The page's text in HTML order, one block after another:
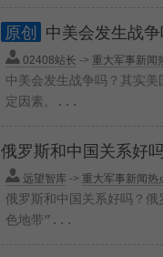
原创 中美会发生战
02408站长 -> 重大军事新闻
中美会发生战争吗？其实
定因素。...
俄罗斯和中国关系好
远望智库 -> 重大军事新闻热
俄罗斯和中国关系好吗？
色地带”...